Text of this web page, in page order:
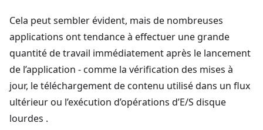
Cela peut sembler évident, mais de nombreuses
applications ont tendance à effectuer une grande
quantité de travail immédiatement après le lancement
de l’application - comme la vérification des mises à
jour, le téléchargement de contenu utilisé dans un flux
ultérieur ou l’exécution d’opérations d’E/S disque
lourdes .